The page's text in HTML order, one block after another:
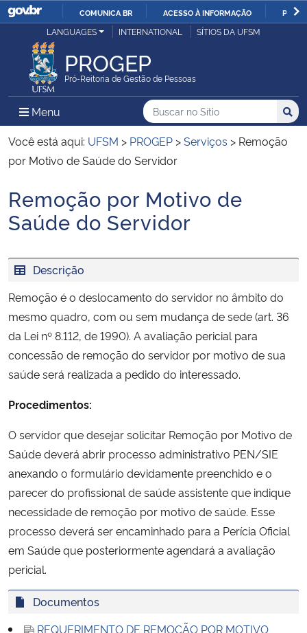
IR
COMUNICA BR ACESSO À INFORMAÇÃO
Ministério da Justiça e Segurança Pública
Ministério da Defesa
Ministério das Relações Exteriores
Ministério da Infraestrutura
Ministério da Cidadania
Ministério da Saúde
Ministério da Ciência, Tecnologia, Inovações e Comunicações
Ministério do Meio Ambiente
Ministério do Turismo
Ministério do Desenvolvimento Regional
Controladoria-Geral da União
Ministério da Mulher, da Família e dos Direitos Humanos
LANGUAGES INTERNATIONAL SÍTIOS DA UFSM
PROGEP
Pró-Reitoria de Gestão de Pessoas
Menu Menu Principal do Sítio
Busca
Buscar no no Sítio
Busca:
Você está aqui: UFSM > PROGEP >Serviços > Remoção
por Motivo de Saúde do Servidor
Início do conteúdo
Remoção por Motivo de
Saúde do Servidor
Descrição
Remoção é o deslocamento do servidor no âmbito do
mesmo quadro, com ou sem mudança de sede (art. 36
da Lei nº 8.112, de 1990). A avaliação pericial para
concessão de remoção do servidor por motivo de sua
saúde será realizada a pedido do interessado.
Procedimentos:
O servidor que desejar solicitar Remoção por Motivo de
Saúde deverá abrir processo administrativo PEN/SIE
anexando o formulário devidamente preenchido e o
parecer do profissional de saúde assistente que indique
necessidade de remoção por motivo de saúde. Esse
processo deverá ser encaminhado para a Perícia Oficial
em Saúde que posteriormente agendará a avaliação
pericial.
Documentos
REQUERIMENTO DE REMOÇÃO POR MOTIVO